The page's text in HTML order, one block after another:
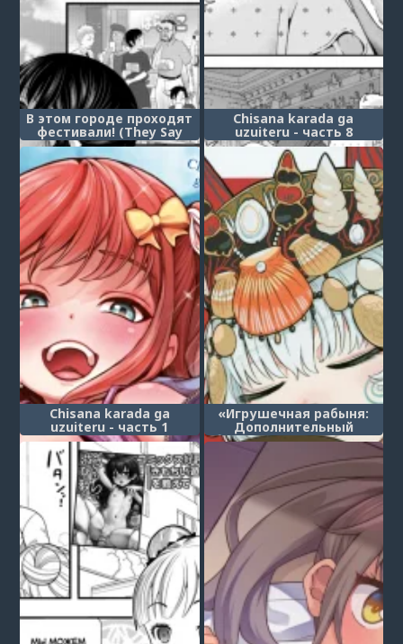
В этом городе проходят
фестивали! (They Say
There's Always a Festival
in That City!)
Chisana karada ga
uzuiteru - часть 8
Chisana karada ga
uzuiteru - часть 1
«Игрушечная рабыня:
Дополнительный
сборник» - Глава 1 (Aigan
Youdo Shuui Shuu)